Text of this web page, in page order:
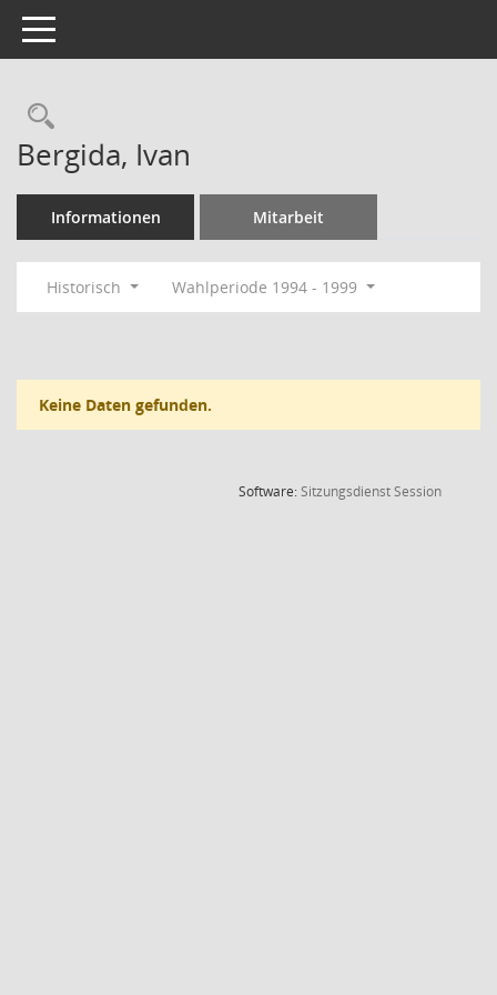
Toggle navigation
Rechercheauswahl
Bergida, Ivan
Informationen Mitarbeit
Historisch Wahlperiode 1994 - 1999
Keine Daten gefunden.
Software:SitzungsdienstSession(Wird in